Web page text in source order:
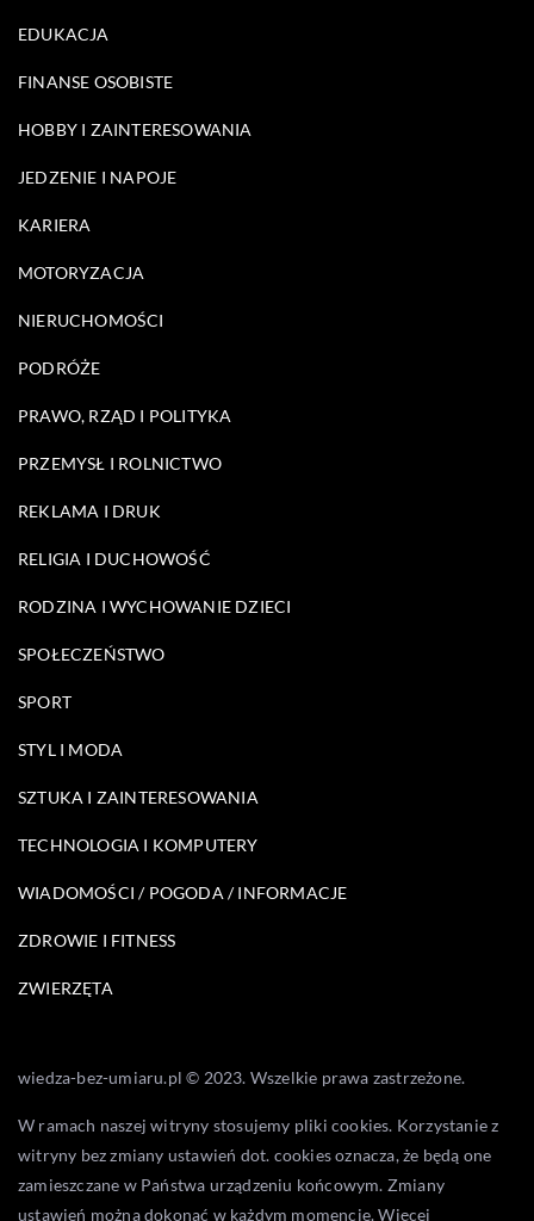
EDUKACJA
FINANSE OSOBISTE
HOBBY I ZAINTERESOWANIA
JEDZENIE I NAPOJE
KARIERA
MOTORYZACJA
NIERUCHOMOŚCI
PODRÓŻE
PRAWO, RZĄD I POLITYKA
PRZEMYSŁ I ROLNICTWO
REKLAMA I DRUK
RELIGIA I DUCHOWOŚĆ
RODZINA I WYCHOWANIE DZIECI
SPOŁECZEŃSTWO
SPORT
STYL I MODA
SZTUKA I ZAINTERESOWANIA
TECHNOLOGIA I KOMPUTERY
WIADOMOŚCI / POGODA / INFORMACJE
ZDROWIE I FITNESS
ZWIERZĘTA
wiedza-bez-umiaru.pl © 2023. Wszelkie prawa zastrzeżone.
W ramach naszej witryny stosujemy pliki cookies. Korzystanie z
witryny bez zmiany ustawień dot. cookies oznacza, że będą one
zamieszczane w Państwa urządzeniu końcowym. Zmiany
ustawień można dokonać w każdym momencie. Więcej